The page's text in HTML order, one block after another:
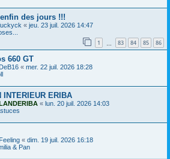
des jours !!!
« jeu. 23 juil. 2026 14:47
1 83 84 85 86
660 GT
DeB16 « mer. 22 juil. 2026 18:28
INTERIEUR ERIBA
LANDERIBA « lun. 20 juil. 2026 14:03
Feeling « dim. 19 juil. 2026 16:18
& Pan